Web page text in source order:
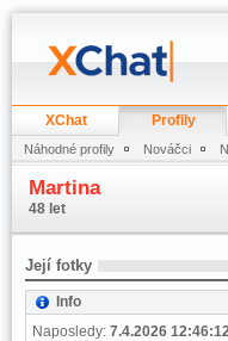
XChat Profily
Náhodné profily Nováčci
Martina
48 let
Její fotky
Info
Naposledy: 7.4.2026